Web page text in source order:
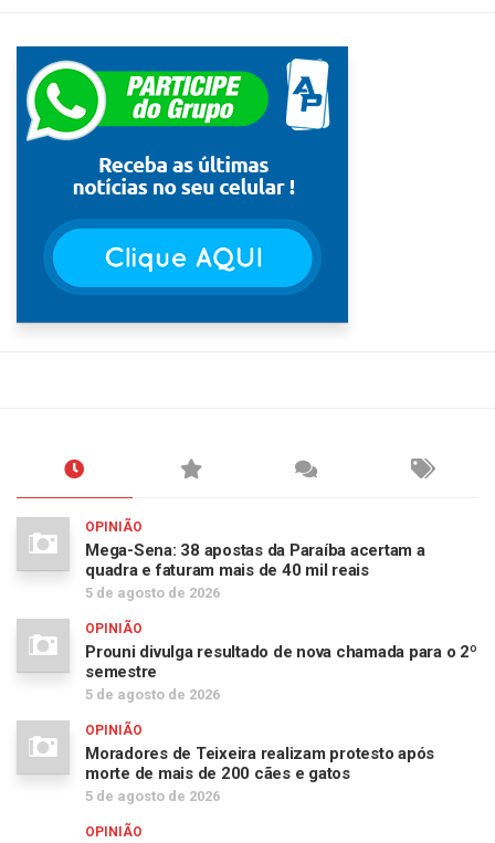
OPINIÃO
Mega-Sena: 38 apostas da Paraíba acertam a
quadra e faturam mais de 40 mil reais
5 de agosto de 2026
OPINIÃO
Prouni divulga resultado de nova chamada para o 2º
semestre
5 de agosto de 2026
OPINIÃO
Moradores de Teixeira realizam protesto após
morte de mais de 200 cães e gatos
5 de agosto de 2026
OPINIÃO